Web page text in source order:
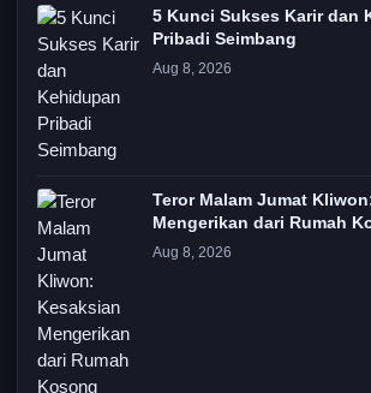
5 Kunci Sukses Karir dan
Pribadi Seimbang
Aug 8, 2026
Teror Malam Jumat
Mengerikan dari Rumah
Aug 8, 2026